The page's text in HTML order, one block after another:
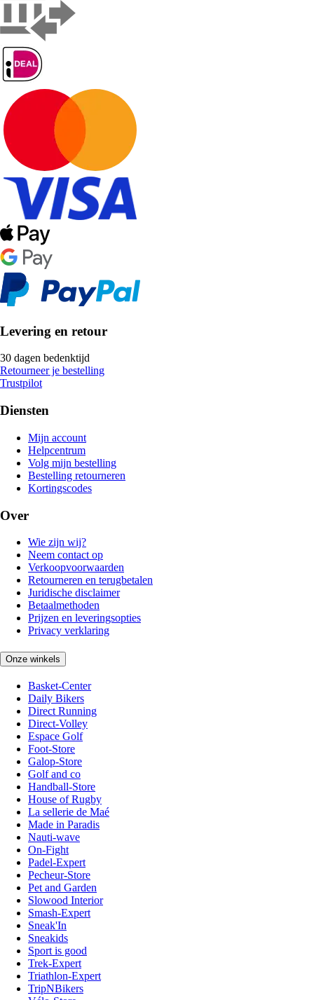
Levering en retour
30 dagen bedenktijd
Retourneer je bestelling
Trustpilot
Diensten
Mijn account
Helpcentrum
Volg mijn bestelling
Bestelling retourneren
Kortingscodes
Over
Wie zijn wij?
Neem contact op
Verkoopvoorwaarden
Retourneren en terugbetalen
Juridische disclaimer
Betaalmethoden
Prijzen en leveringsopties
Privacy verklaring
Onze winkels
Basket-Center
Daily Bikers
Direct Running
Direct-Volley
Espace Golf
Foot-Store
Galop-Store
Golf and co
Handball-Store
House of Rugby
La sellerie de Maé
Made in Paradis
Nauti-wave
On-Fight
Padel-Expert
Pecheur-Store
Pet and Garden
Slowood Interior
Smash-Expert
Sneak'In
Sneakids
Sport is good
Trek-Expert
Triathlon-Expert
TripNBikers